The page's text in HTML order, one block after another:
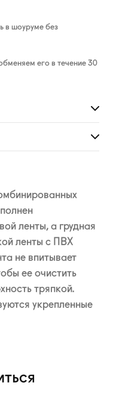
в шоуруме без
его в течение 30
ленты, а грудная
ленты с ПВХ
не впитывает
ее очистить
тряпкой.
укрепленные